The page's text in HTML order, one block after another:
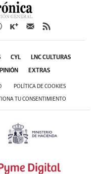
CYL LNC CULTURAS
EXTRAS
POLÍTICA DE COOKIES
TU CONSENTIMIENTO